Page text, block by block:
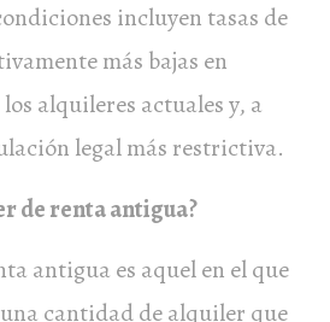
incluyen tasas de
más bajas en
alquileres actuales y, a
legal más restrictiva.
de renta antigua?
antigua es aquel en el que
cantidad de alquiler que